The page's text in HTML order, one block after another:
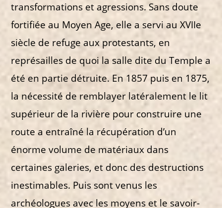
transformations et agressions. Sans doute
fortifiée au Moyen Age, elle a servi au XVIIe
siècle de refuge aux protestants, en
représailles de quoi la salle dite du Temple a
été en partie détruite. En 1857 puis en 1875,
la nécessité de remblayer latéralement le lit
supérieur de la rivière pour construire une
route a entraîné la récupération d’un
énorme volume de matériaux dans
certaines galeries, et donc des destructions
inestimables. Puis sont venus les
archéologues avec les moyens et le savoir-